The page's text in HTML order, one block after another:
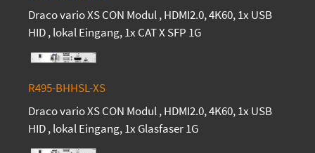
Draco vario XS CON Modul , HDMI2.0, 4K60, 1x USB
HID , lokal Eingang, 1x CAT X SFP 1G
R495-BHHSL-XS
Draco vario XS CON Modul , HDMI2.0, 4K60, 1x USB
HID , lokal Eingang, 1x Glasfaser 1G